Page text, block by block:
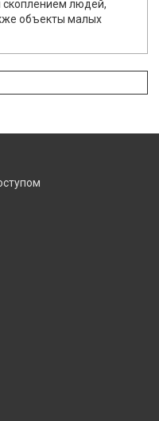
скоплением людей,
объекты малых